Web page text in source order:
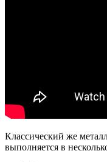
Классический же
выполняется в